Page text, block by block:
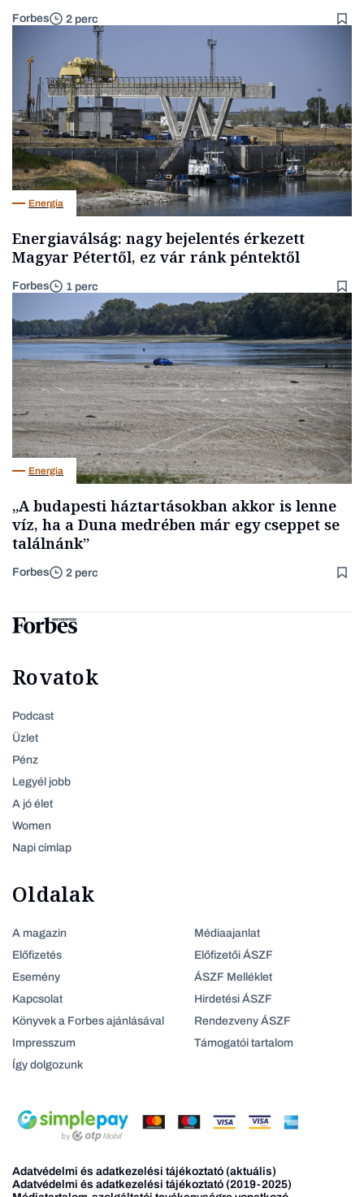
Forbes 2 perc
Energia
Energiaválság: nagy bejelentés érkezett
Magyar Pétertől, ez vár ránk péntektől
Forbes 1 perc
Energia
„A budapesti háztartásokban akkor is lenne
víz, ha a Duna medrében már egy cseppet se
találnánk”
Forbes 2 perc
Rovatok
Podcast
Üzlet
Pénz
Legyél jobb
A jó élet
Women
Napi címlap
Oldalak
A magazin
Előfizetés
Esemény
Kapcsolat
Könyvek a Forbes ajánlásával
Impresszum
Így dolgozunk
Médiaajanlat
Előfizetői ÁSZF
ÁSZF Melléklet
Hirdetési ÁSZF
Rendezveny ÁSZF
Támogatói tartalom
Adatvédelmi és adatkezelési tájékoztató (aktuális)
Adatvédelmi és adatkezelési tájékoztató (2019-2025)